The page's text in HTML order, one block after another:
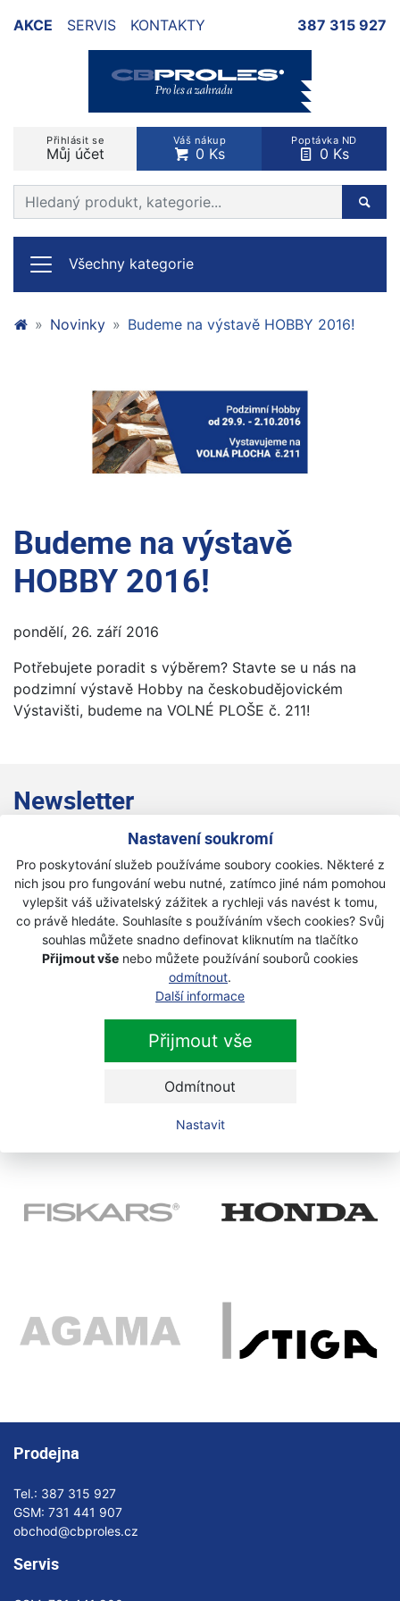
Nastavení soukromí
Pro poskytování služeb používáme soubory cookies. Některé z
nich jsou pro fungování webu nutné, zatímco jiné nám pomohou
vylepšit váš uživatelský zážitek a rychleji vás navést k tomu,
co právě hledáte. Souhlasíte s používáním všech cookies? Svůj
souhlas můžete snadno definovat kliknutím na tlačítko
Přijmout vše nebo můžete používání souborů cookies
odmítnout.
Další informace
Přijmout vše
Odmítnout
Nastavit
AKCE SERVIS KONTAKTY 387 315 927
Přihlásit se
Můj účet
Váš nákup
0 Ks
Poptávka ND
0 Ks
Prohledat web
Všechny kategorie
Novinky Budeme na výstavě HOBBY 2016!
Budeme na výstavě
HOBBY 2016!
pondělí, 26. září 2016
Potřebujete poradit s výběrem? Stavte se u nás na
podzimní výstavě Hobby na českobudějovickém
Výstavišti, budeme na VOLNÉ PLOŠE č. 211!
Newsletter
Přihlaste se k odběru novinek
Zaškrtnutím souhlasím se zpracováním osobních
údajů.
Prodejna
Tel.: 387 315 927
GSM: 731 441 907
obchod@cbproles.cz
Servis